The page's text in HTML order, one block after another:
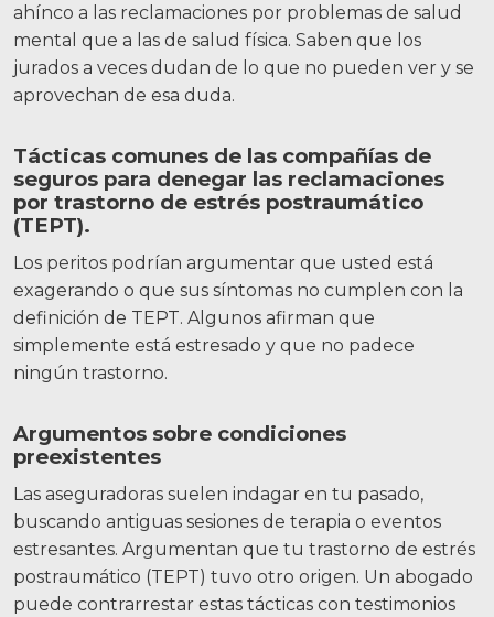
ahínco a las reclamaciones por problemas de salud
mental que a las de salud física. Saben que los
jurados a veces dudan de lo que no pueden ver y se
aprovechan de esa duda.
Tácticas comunes de las compañías de
seguros para denegar las reclamaciones
por trastorno de estrés postraumático
(TEPT).
Los peritos podrían argumentar que usted está
exagerando o que sus síntomas no cumplen con la
definición de TEPT. Algunos afirman que
simplemente está estresado y que no padece
ningún trastorno.
Argumentos sobre condiciones
preexistentes
Las aseguradoras suelen indagar en tu pasado,
buscando antiguas sesiones de terapia o eventos
estresantes. Argumentan que tu trastorno de estrés
postraumático (TEPT) tuvo otro origen. Un abogado
puede contrarrestar estas tácticas con testimonios